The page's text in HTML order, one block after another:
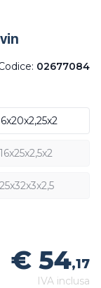
02677084
€ 54,17
IVA inclusa